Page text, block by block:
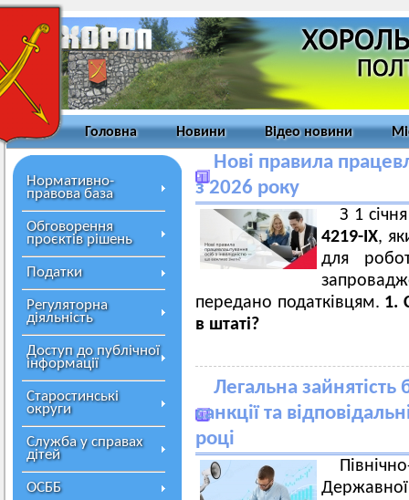
Головна Новини Відео новини
Нормативно-
правова база
Обговорення
проєктів рішень
Податки
Регуляторна
діяльність
Доступ до публічної
інформації
Старостинські
округи
Служба у справах
дітей
ОСББ
Нові правила
з 2026 року
З 1
4219-ІХ,
для
передано податківцям. 1.
в штаті?
Легальна зайнятість
санкції та
році